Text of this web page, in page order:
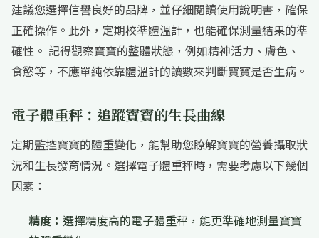
建議您選擇信譽良好的品牌，並仔細閱讀使用說明書，確保
正確操作。此外，定期校準體溫計，也能確保測量結果的準
確性。 記得觀察寶寶的整體狀態，例如精神活力、膚色、
食慾等，不應單純依靠體溫計的讀數來判斷寶寶是否生病。
電子體重秤：追蹤寶寶的生長曲線
定期監控寶寶的體重變化，能幫助您瞭解寶寶的營養攝取狀
況和生長發育情況。選擇電子體重秤時，需要考慮以下幾個
因素：
精度： 選擇精度高的電子體重秤，能更準確地測量寶寶